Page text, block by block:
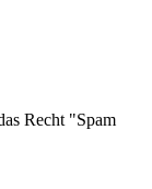
Recht "Spam